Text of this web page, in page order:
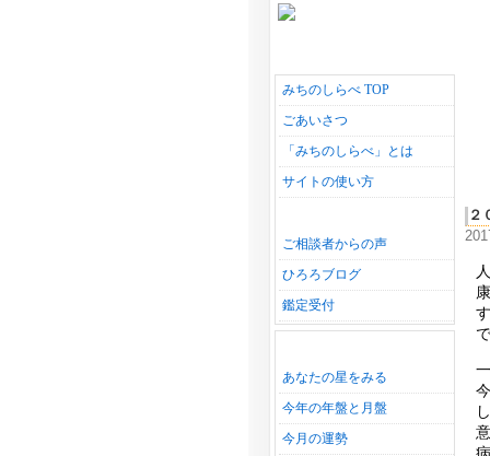
みちのしらべ TOP
ごあいさつ
「みちのしらべ」とは
サイトの使い方
ご相談者からの声
ひろろブログ
鑑定受付
あなたの星をみる
今年の年盤と月盤
今月の運勢
２